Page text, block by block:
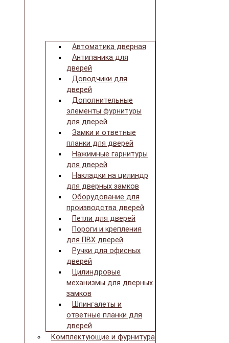
Автоматика дверная
Антипаника для
дверей
Доводчики для
дверей
Дополнительные
элементы фурнитуры
для дверей
Замки и ответные
планки для дверей
Нажимные гарнитуры
для дверей
Накладки на цилиндр
для дверных замков
Оборудование для
производства дверей
Петли для дверей
Пороги и крепления
для ПВХ дверей
Ручки для офисных
дверей
Цилиндровые
механизмы для дверных
замков
Шпингалеты и
ответные планки для
дверей
Комплектующие и фурнитура